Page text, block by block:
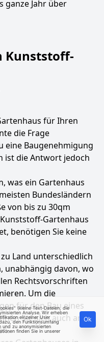
ganze Jahr über
Kunststoff-
für Ihren
die Frage
eine Baugenehmigung
ist die Antwort jedoch
was ein Gartenhaus
Bundesländern
von bis zu 30qm
Gartenhaus
benötigen Sie keine
Land unterschiedlich
unabhängig davon, wo
Rechtsvorschriften
Um die
für den Bau eines
Sie sich auch an
(kleine Text-Dateien, die
Analyse. Wir erheben
einzelner User
den Funktionsumfang
und zu anonymisierten
finden Sie in unserer
Ok